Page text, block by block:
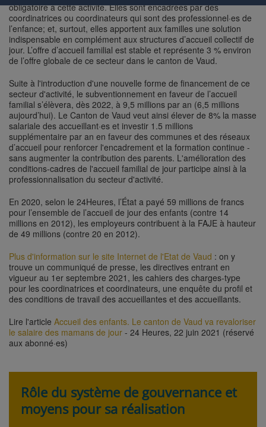
obligatoire à cette activité. Elles sont encadrées par des
coordinatrices ou coordinateurs qui sont des professionnel·es de
l’enfance; et, surtout, elles apportent aux familles une solution
indispensable en complément aux structures d’accueil collectif de
jour. L’offre d’accueil familial est stable et représente 3 % environ
de l’offre globale de ce secteur dans le canton de Vaud.
Suite à l'introduction d'une nouvelle forme de financement de ce
secteur d'activité, le subventionnement en faveur de l’accueil
familial s’élèvera, dès 2022, à 9,5 millions par an (6,5 millions
aujourd’hui). Le Canton de Vaud veut ainsi élever de 8% la masse
salariale des accueillant·es et investir 1.5 millions
supplémentaire par an en faveur des communes et des réseaux
d’accueil pour renforcer l'encadrement et la formation continue -
sans augmenter la contribution des parents. L'amélioration des
conditions-cadres de l'accueil familial de jour participe ainsi à la
professionnalisation du secteur d'activité.
En 2020, selon le 24Heures, l’État a payé 59 millions de francs
pour l’ensemble de l’accueil de jour des enfants (contre 14
millions en 2012), les employeurs contribuent à la FAJE à hauteur
de 49 millions (contre 20 en 2012).
Plus d'information sur le site Internet de l'Etat de Vaud : on y
trouve un communiqué de presse, les directives entrant en
vigueur au 1er septembre 2021, les cahiers des charges-type
pour les coordinatrices et coordinateurs, une enquête du profil et
des conditions de travail des accueillantes et des accueillants.
Lire l'article Accueil des enfants. Le canton de Vaud va revaloriser
le salaire des mamans de jour - 24 Heures, 22 juin 2021 (réservé
aux abonné·es)
Rôle du système de gouvernance et
moyens pour sa réalisation